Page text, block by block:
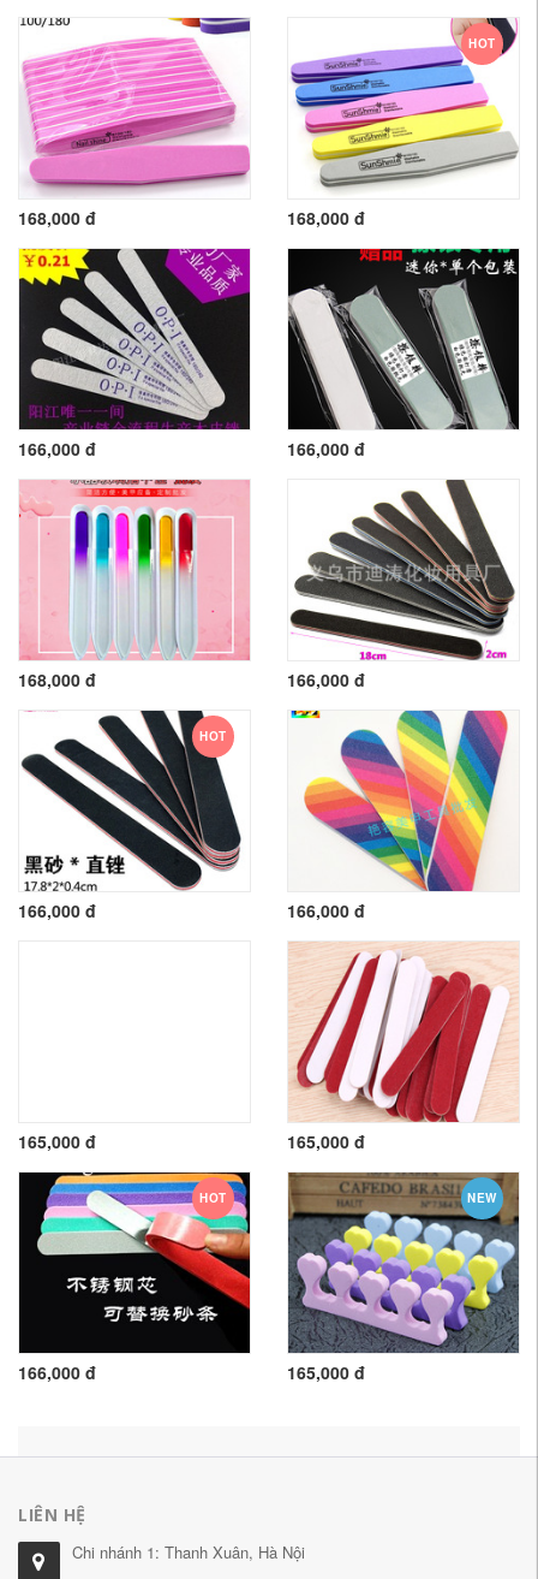
168,000 đ
HOT
168,000 đ
166,000 đ 166,000 đ
168,000 đ 166,000 đ
HOT
166,000 đ 166,000 đ
165,000 đ 165,000 đ
HOT
166,000 đ
NEW
165,000 đ
LIÊN HỆ
Chi nhánh 1: Thanh Xuân, Hà Nội